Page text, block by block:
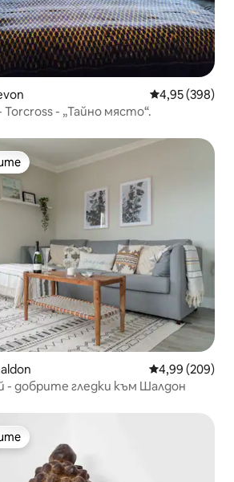
Средна
4,95 (398)
- „Тайно място“.
на гостите
Средна
4,99 (209)
- добрите гледки към Шалдон
на гостите